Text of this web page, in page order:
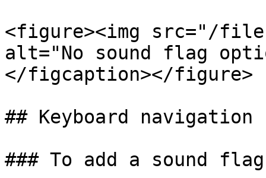
<figure><img src="/files/
alt="No sound flag
</figcaption></figure>
## Keyboard navigation
### To add a sound